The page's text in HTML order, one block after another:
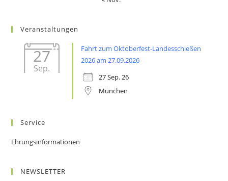
Veranstaltungen
27
Sep.
Fahrt zum Oktoberfest-Landesschießen
2026 am 27.09.2026
27 Sep. 26
München
Service
Ehrungsinformationen
NEWSLETTER